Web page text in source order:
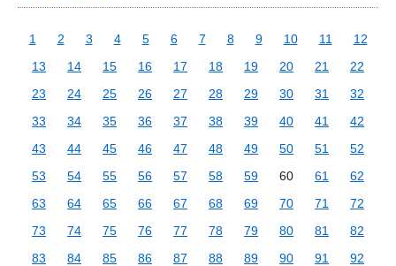
1 2 3 4 5 6 7 8 9 10 11
12
13
14 15 16 17 18 19 20 21
22
23
24 25 26 27 28 29 30 31
32
33
34 35 36 37 38 39 40 41
42
43
44 45 46 47 48 49 50 51
52
53
54 55 56 57 58 59 60 61
62
63
64 65 66 67 68 69 70 71
72
73
74 75 76 77 78 79 80 81
82
83
84 85 86 87 88 89 90 91
92